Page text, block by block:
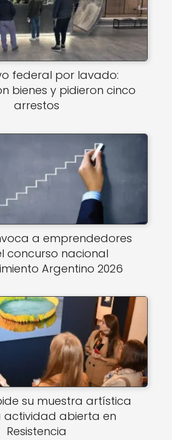
federal por lavado:
bienes y pidieron cinco
arrestos
a emprendedores
concurso nacional
Argentino 2026
su muestra artística
actividad abierta en
Resistencia